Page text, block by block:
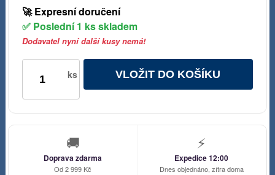
🚀 Expresní doručení
✅ Poslední 1 ks skladem
Dodavatel nyní další kusy nemá!
ks VLOŽIT DO KOŠÍKU
🚚
Doprava zdarma
Od 2 999 Kč
⚡
Expedice 12:00
Dnes objednáno, zítra doma